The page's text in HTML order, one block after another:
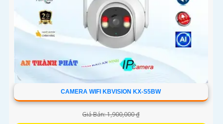
CAMERA WIFI KBVISION KX-S5BW
Giá Bán: 1,900,000 ₫